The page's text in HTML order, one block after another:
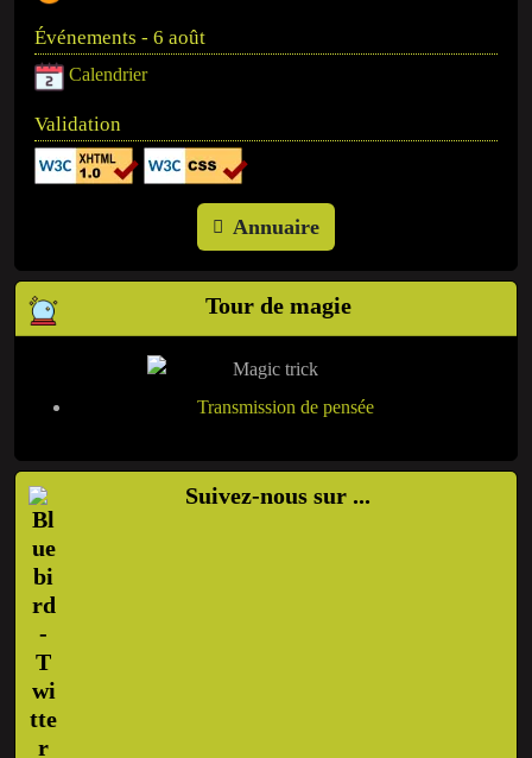
Événements - 6 août
Calendrier
Validation
Annuaire
Tour de magie
Transmission de pensée
Suivez-nous sur ...